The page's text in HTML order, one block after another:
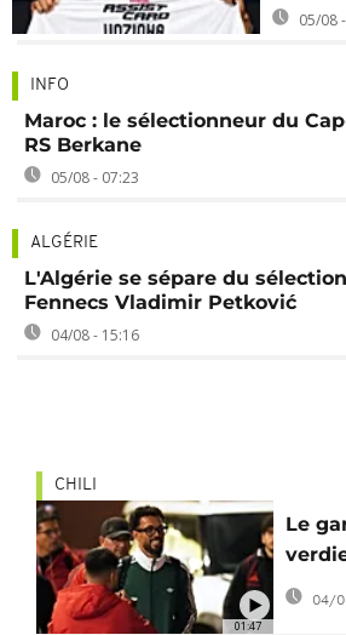
05/08
INFO
Maroc : le sélectionneur du
RS Berkane
05/08 - 07:23
ALGÉRIE
L'Algérie se sépare du
Fennecs Vladimir Petković
04/08 - 15:16
01:47
CHILI
Le
au
Colo-
04/